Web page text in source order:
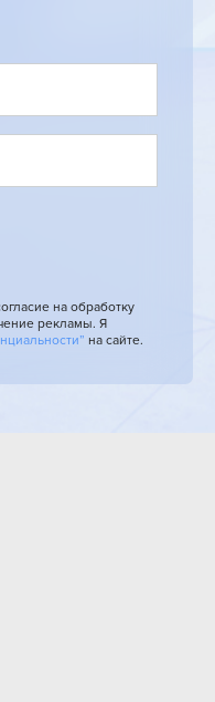
на обработку
рекламы. Я
на сайте.